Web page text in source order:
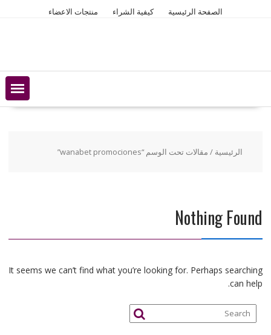
الصفحة الرئيسية كيفية الشراء منتجات الاعضاء
الرئيسية / مقالات تحت الوسم “wanabet promociones”
Nothing Found
It seems we can’t find what you’re looking for. Perhaps searching
can help.